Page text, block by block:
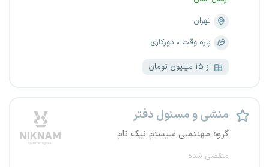
تهران
پاره وقت
دورکاری
از ۱۵ میلیون تومان
منشی و مسئول دفتر
گروه مهندسی سیستم نیک نام
منقضی شده